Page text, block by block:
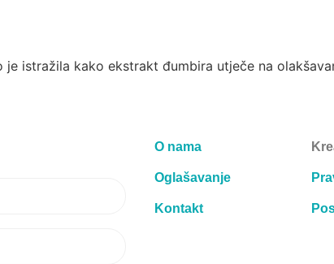
istražila kako ekstrakt đumbira utječe na
O nama
Oglašavanje
Kontakt